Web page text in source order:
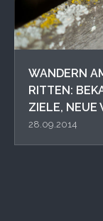
WANDERN
RITTEN:
ZIELE, NEUE
28.09.2014